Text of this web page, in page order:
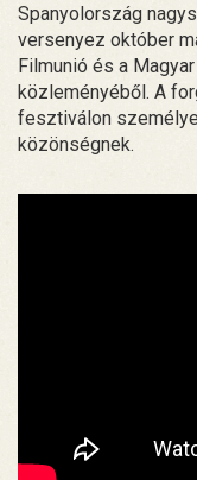
Spanyolország
versenyez október
Filmunió és a
közleményéből. A
fesztiválon
közönségnek.